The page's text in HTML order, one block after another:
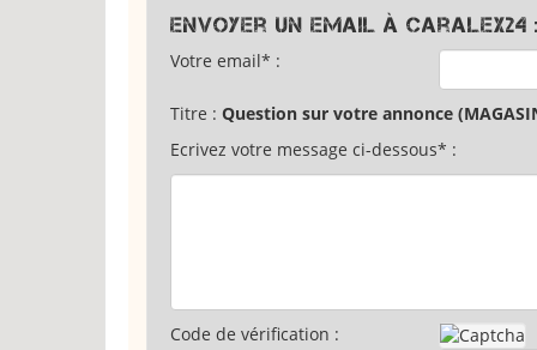
Envoyer un email à Caralex24 :
Votre email* :
Titre : Question sur votre annonce
Ecrivez votre message ci-dessous* :
Code de vérification :